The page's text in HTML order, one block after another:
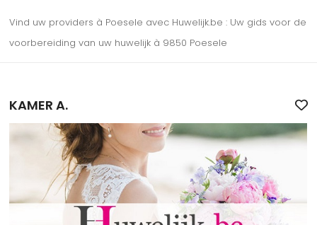
Vind uw providers à Poesele avec Huwelijk.be : Uw gids voor de
voorbereiding van uw huwelijk à 9850 Poesele
KAMER A.